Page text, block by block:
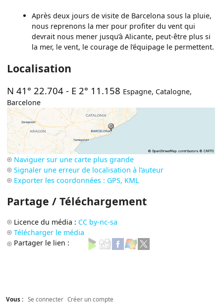
Après deux jours de visite de Barcelona sous la pluie,
nous reprenons la mer pour profiter du vent qui
devrait nous mener jusqu’à Alicante, peut-être plus si
la mer, le vent, le courage de l’équipage le permettent.
Localisation
N 41° 22.704 - E 2° 11.158 Espagne, Catalogne,
Barcelone
Naviguer sur une carte plus grande
Signaler une erreur de localisation à l’auteur
Exporter les coordonnées : GPS, KML
Partage / Téléchargement
Licence du média : CC by-nc-sa
Télécharger le média
Partager le lien :
Vous : Se connecter Créer un compte